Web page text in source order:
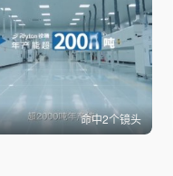
命中2个镜头